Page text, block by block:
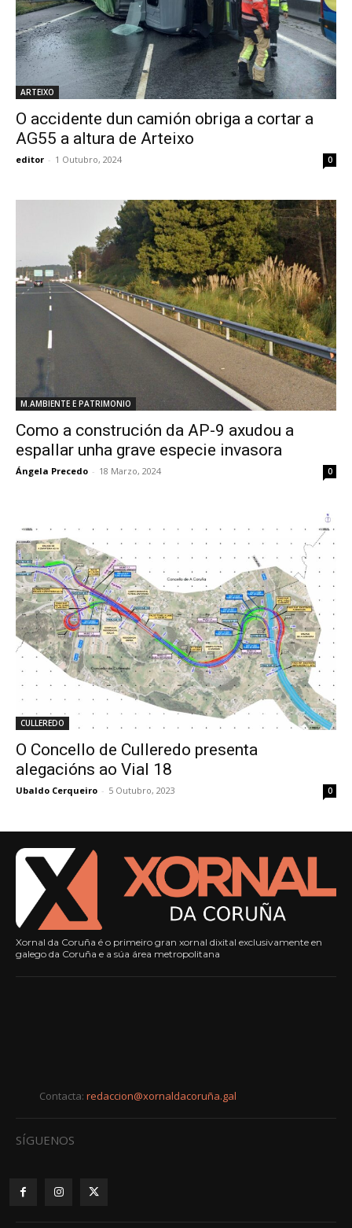
ARTEIXO
O accidente dun camión obriga a cortar a
AG55 a altura de Arteixo
editor - 1 Outubro, 2024 0
M.AMBIENTE E PATRIMONIO
Como a construción da AP-9 axudou a
espallar unha grave especie invasora
Ángela Precedo - 18 Marzo, 2024 0
CULLEREDO
O Concello de Culleredo presenta
alegacións ao Vial 18
Ubaldo Cerqueiro - 5 Outubro, 2023 0
Xornal da Coruña é o primeiro gran xornal dixital exclusivamente en
galego da Coruña e a súa área metropolitana
Contacta: redaccion@xornaldacoruña.gal
SÍGUENOS